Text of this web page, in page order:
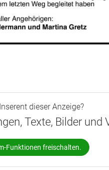
dieser Anzeige?
Texte, Bilder
Funktionen freischalten.